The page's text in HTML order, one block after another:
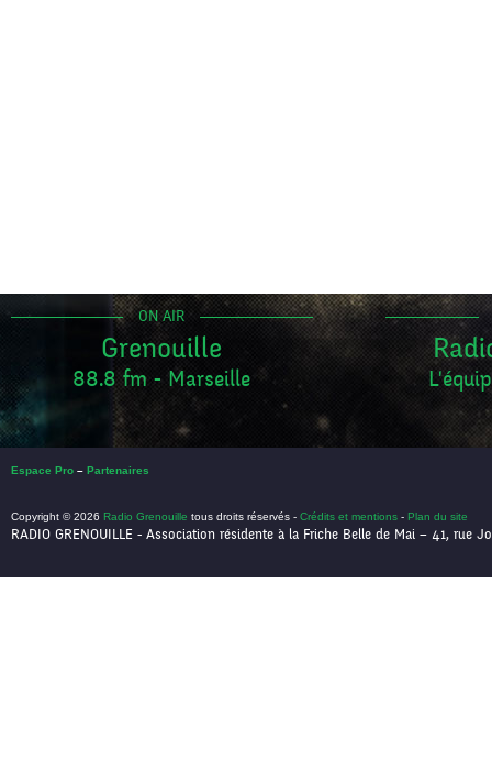
ON AIR
Grenouille
88.8 fm - Marseille
Espace Pro – Partenaires
Copyright © 2026 Radio Grenouille tous droits réservés - Crédits et mentions - Plan du site
RADIO GRENOUILLE - Association résidente à la Friche Belle de Mai – 41, rue